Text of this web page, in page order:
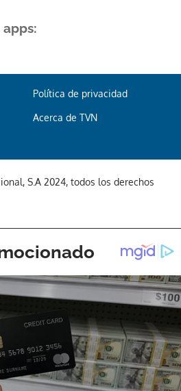
Política de privacidad
Acerca de TVN
S.A 2024, todos los derechos